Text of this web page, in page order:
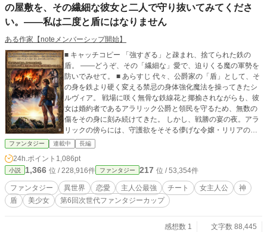
の屋敷を、その繊細な彼女と二人で守り抜いてみてくださ
い。――私は二度と盾にはなりません
ある作家【noteメンバーシップ開始】
■ キャッチコピー 「強すぎる」と疎まれ、捨てられた鉄の
盾。 ――どうぞ、その「繊細な」愛で、迫りくる魔の軍勢を
防いでみせて。 ■ あらすじ 代々、公爵家の「盾」として、そ
の身を鉄より硬く変える禁忌の身体強化魔法を操ってきたシ
ルヴィア。 戦場に咲く無骨な鉄線花と揶揄されながらも、彼
女は婚約者であるアラリック公爵と領民を守るため、無数の
傷をその身に刻み続けてきた。 しかし、戦勝の宴の夜。アラ
リックの傍らには、守護欲をそそる儚げな令嬢・リリアの姿
があった。 「君の皮膚は、触れると冷たく硬い。リリアの絹
のような肌とは対照的だ。彼女は君より繊細なんだ」 冷酷な
言葉とともに突きつけられたのは、婚約破棄と追放の命。 シ
ルヴィアが黙々と磨き上げてきたのは、愛する者を守るため
の力。だが、公爵にとってそれは「美しさを損なう醜悪な強
さ」でしかなかった。 「……承知いたしました。私は二度
と、あなたの盾にはなりません」 愛想を尽かし、重い鎧を脱
包む安寧の結界が、シルヴィアが流す「魔力の血」によって
ファンタジー 連載中 長編
24h.ポイント 1,086pt
小説 1,366 位 / 228,916件 ファンタジー 217 位 / 53,354件
ファンタジー 異世界 恋愛 主人公最強 チート 女主人公
神
盾
美少女 第6回次世代ファンタジーカップ
感想数 1
文字数 88,445